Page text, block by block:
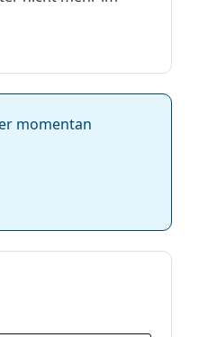
momentan